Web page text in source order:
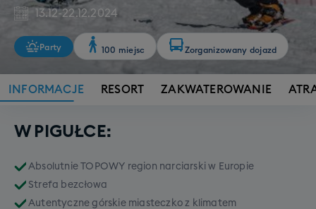
13.12-22.12.2024
Party 100 miejsc Zorganizowany dojazd
INFORMACJE RESORT ZAKWATEROWANIE
W PIGUŁCE:
Absolutnie TOPOWY region narciarski w Europie
Strefa bezcłowa
Autentyczne górskie miasteczko z klimatem